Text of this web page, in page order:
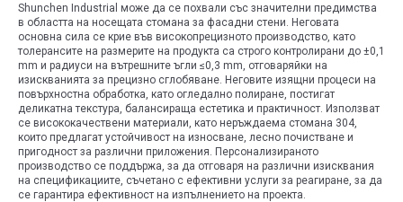
Shunchen Industrial може да се похвали със значителни предимства
в областта на носещата стомана за фасадни стени. Неговата
основна сила се крие във високопрецизното производство, като
толерансите на размерите на продукта са строго контролирани до ±0,1
mm и радиуси на вътрешните ъгли ≤0,3 mm, отговаряйки на
изискванията за прецизно сглобяване. Неговите изящни процеси на
повърхностна обработка, като огледално полиране, постигат
деликатна текстура, балансираща естетика и практичност. Използват
се висококачествени материали, като неръждаема стомана 304,
които предлагат устойчивост на износване, лесно почистване и
пригодност за различни приложения. Персонализираното
производство се поддържа, за да отговаря на различни изисквания
на спецификациите, съчетано с ефективни услуги за реагиране, за да
се гарантира ефективност на изпълнението на проекта.